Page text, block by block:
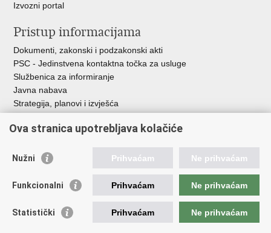
Izvozni portal
Pristup informacijama
Dokumenti, zakonski i podzakonski akti
PSC - Jedinstvena kontaktna točka za usluge
Službenica za informiranje
Javna nabava
Strategija, planovi i izvješća
Korisne poveznice
Vlada RH
ASOO
Ova stranica upotrebljava kolačiće
Nužni Prihvaćam Ne prihvaćam
Funkcionalni Prihvaćam Ne prihvaćam
Statistički Prihvaćam Ne prihvaćam